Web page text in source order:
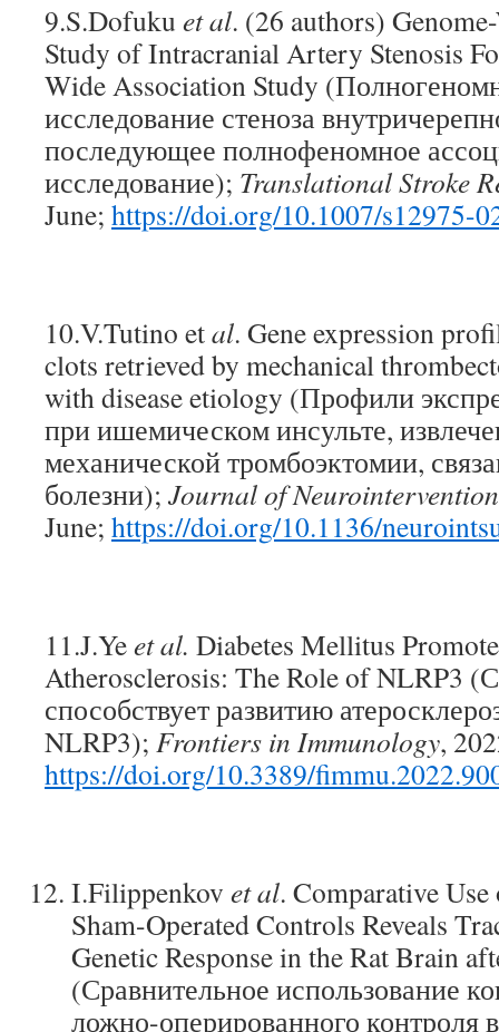
9.S.Dofuku et al. (26 authors)
Study of Intracranial Artery Stenosis
Wide Association Study
исследование стеноза
последующее полнофеномное
исследование); Translational Stroke
June; https://doi.org/10.1007/s12975-
10.V.Tutino etal. Gene expression
clots retrieved by mechanical
with disease etiology (Профили
при ишемическом инсульте,
механической тромбоэктомии,
болезни); Journal of
June; https://doi.org/10.1136/
11.J.Yeet al. Diabetes Mellitus
Atherosclerosis: The Role of NLRP3
способствует развитию
NLRP3); Frontiers in Immunology,
https://doi.org/10.3389/
I.Filippenkov et al. Comparative
Sham-Operated Controls Reveals
Genetic Response in the Rat Brain
(Сравнительное использование
ложно-оперированного контроля